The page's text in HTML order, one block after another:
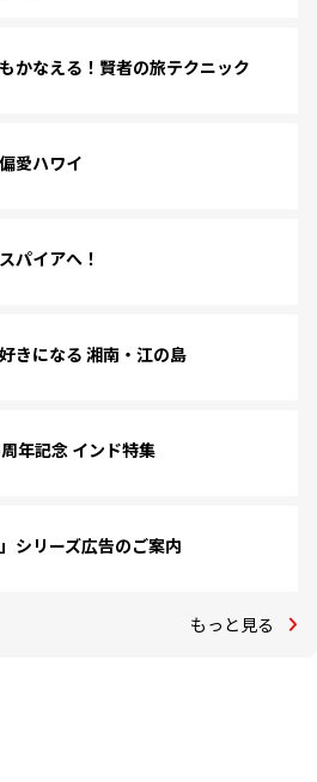
かなえる！賢者の旅テクニック
愛ハワイ
パイアへ！
きになる 湘南・江の島
年記念 インド特集
シリーズ広告のご案内
もっと見る